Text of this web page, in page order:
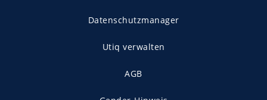
Datenschutzmanager
Utiq verwalten
AGB